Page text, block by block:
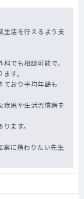
生活を行えるよう支
でも相談可能で、
す。
ており平均年齢も
疾患や生活習慣病を
ます。
案に携わりたい先生